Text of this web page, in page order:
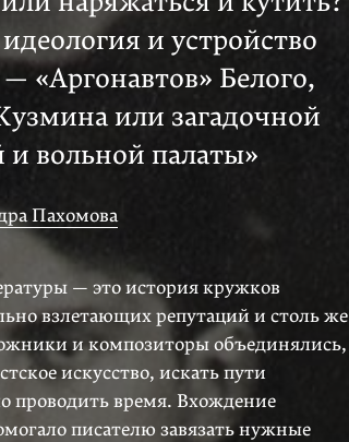
и устройство
«Аргонавтов» Белого,
или загадочной
и вольной палаты»
Пахомова
— это история кружков
взлетающих репутаций и столь же
и композиторы объединялись,
искусство, искать пути
проводить время. Вхождение
писателю завязать нужные